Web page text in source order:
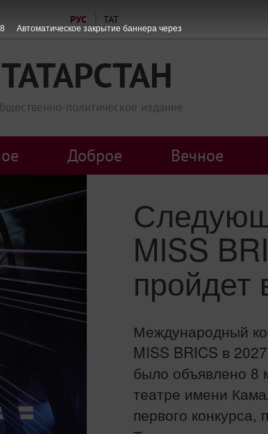
РУС ТАТ
ТАТАРСТАН
политическое издание
Доброе Вечное
MISS
пройдет
Международный
MISS BRICS в
было объявлено 8
театре имени
первого
7 Автоматическое закрытие баннера через